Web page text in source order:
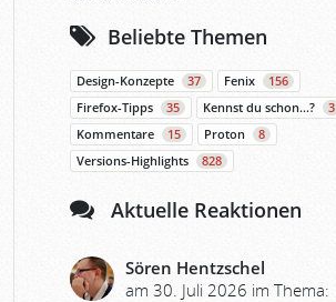
Beliebte Themen
Design-Konzepte 37 Fenix
156
Firefox-Tipps
35 Kennst du schon…?
3
Kommentare
15 Proton
8
Versions-Highlights
828
Aktuelle Reaktionen
Sören Hentzschel
am 30. Juli 2026 im Thema: